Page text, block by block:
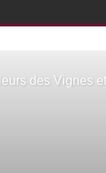
des Vignes